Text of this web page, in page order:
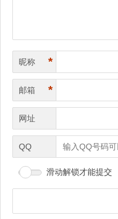
昵称 *
邮箱 *
网址
QQ
滑动解锁才能提交